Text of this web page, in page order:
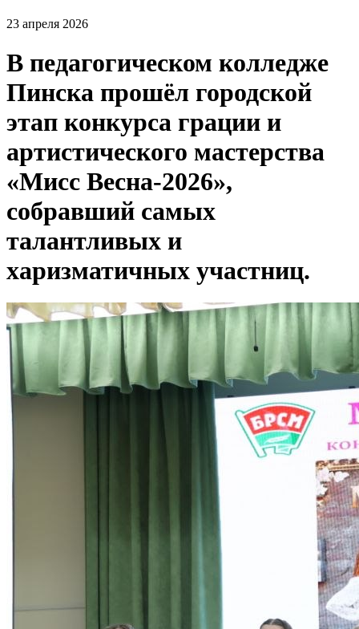
23 апреля 2026
В педагогическом колледже
Пинска прошёл городской
этап конкурса грации и
артистического мастерства
«Мисс Весна-2026»,
собравший самых
талантливых и
харизматичных участниц.